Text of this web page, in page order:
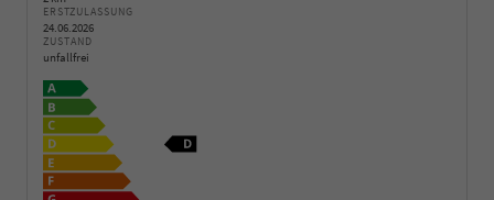
ERSTZULASSUNG
24.06.2026
ZUSTAND
unfallfrei